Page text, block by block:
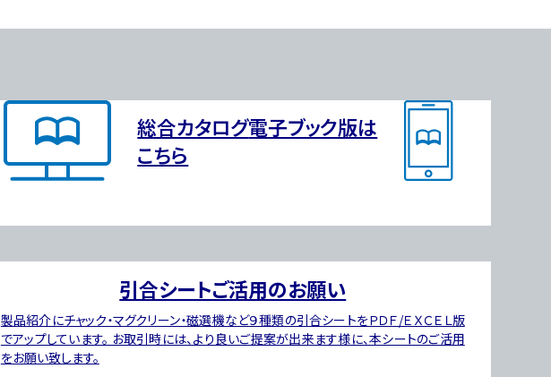
総合カタログ電子ブック版は
こちら
引合シートご活用のお願い
製品紹介にチャック・マグクリーン・磁選機など９種類の引合シートをＰＤＦ/ＥＸＣＥＬ版
でアップしています。 お取引時には、より良いご提案が出来ます様に、本シートのご活用
をお願い致します。